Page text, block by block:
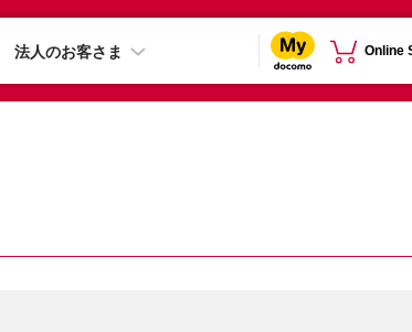
法人のお客さま Online